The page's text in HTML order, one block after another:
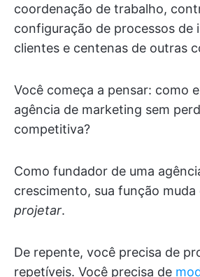
coordenação de trabalho,
configuração de processos de
clientes e centenas de outras
Você começa a pensar: como
agência de marketing sem
competitiva?
Como fundador de uma
crescimento, sua função muda
projetar.
De repente, você precisa de
repetíveis. Você precisa de